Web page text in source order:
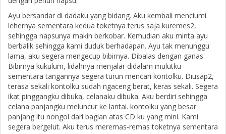
Ayu bersandar di dadaku yang bidang. Aku kembali menciumi
lehernya sementara kedua toketnya terus saja kuremes2,
sehingga napsunya makin berkobar. Kemudian aku minta ayu
berbalik sehingga kami duduk berhadapan. Ayu tak menunggu
lama, aku segera mengecup bibirnya. Dibalas dengan ganas.
Bibirnya kukulum, lidahnya menjalar didalam mulutku
sementara tangannya segera turun mencari kontolku. Diusap2,
terasa sekali kontolku sudah ngaceng berat, keras sekali. Segera
ikat pinggangku dibuka, celanaku dibuka. Aku berdiri sehingga
celana panjangku meluncur ke lantai. kontolku yang besar
panjang itu nongol dari bagian atas CD ku yang mini. Kami
segera bergelut. Aku terus meremas-remas toketnya sementara